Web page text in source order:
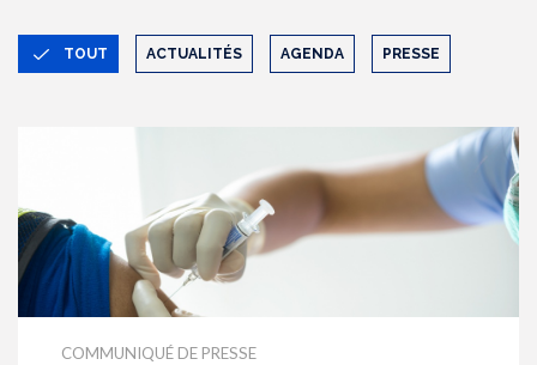
TOUT ACTUALITÉS AGENDA PRESSE
COMMUNIQUÉ DE PRESSE